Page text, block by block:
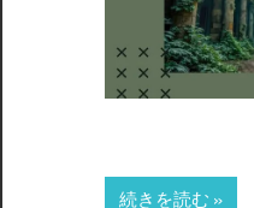
続きを読む